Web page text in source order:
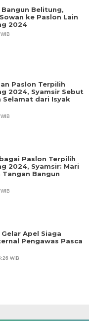
Belitung,
ke Paslon Lain
2024
Paslon Terpilih
2024, Syamsir Sebut
Selamat dari Isyak
Paslon Terpilih
2024, Syamsir: Mari
Bangun
Apel Siaga
Pengawas Pasca
WIB